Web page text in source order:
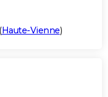
(Haute-Vienne)